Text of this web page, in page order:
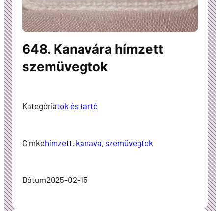
648. Kanavára hímzett
szemüvegtok
Kategóriatok és tartó
Címkehímzett, kanava, szemüvegtok
Dátum2025-02-15